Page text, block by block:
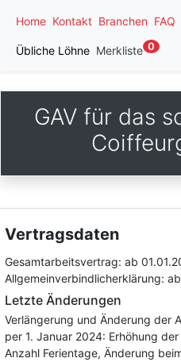
Home Kontakt Branchen FAQ
Übliche Löhne Merkliste 0
GAV für das
Vertragsdaten
Gesamtarbeitsvertrag: ab
Allgemeinverbindlicherklärung:
Letzte Änderungen
Verlängerung und Änderung der
per 1. Januar 2024: Erhöhung
Anzahl Ferientage, Änderung